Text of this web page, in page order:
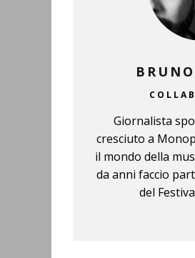
Giornalista
cresciuto a
il mondo della
da anni faccio
del